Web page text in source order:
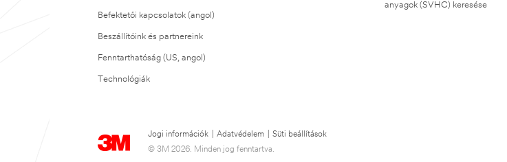
Befektetői kapcsolatok (angol)
Beszállítóink és partnereink
Fenntarthatóság (US, angol)
Technológiák
anyagok (SVHC) keresése
Jogi információk Adatvédelem
Süti beállítások
© 3M 2026. Minden jog fenntartva.